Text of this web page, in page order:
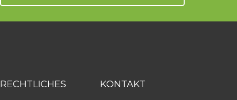
RECHTLICHES KONTAKT